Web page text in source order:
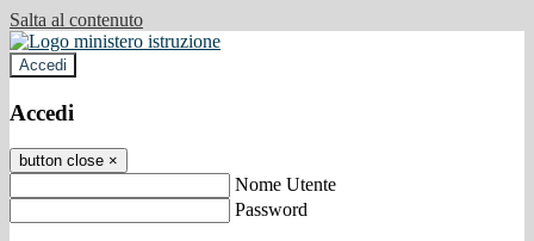
Salta al contenuto
Accedi
Accedi
button close ×
Nome Utente
Password